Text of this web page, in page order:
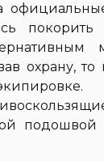
покорить
охрану, то